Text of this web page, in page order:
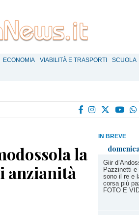
ECONOMIA VIABILITÀ E TRASPORTI SCUOLA
IN BREVE
Giir
Pazzinetti e
sono il re e
corsa più
FOTO E
la
anzianità